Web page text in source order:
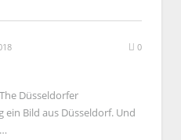
0
Düsseldorfer
Bild aus Düsseldorf. Und